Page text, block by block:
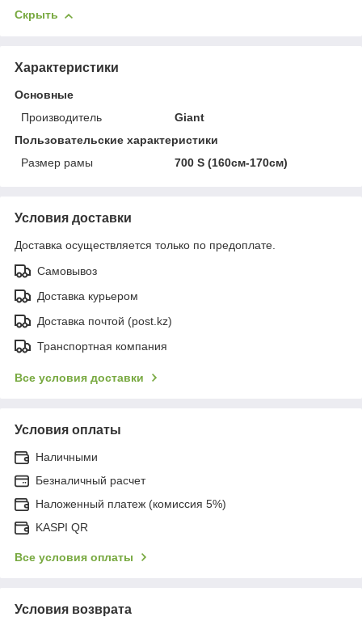
Скрыть
Характеристики
Основные
Производитель
Giant
Пользовательские характеристики
Размер рамы
700 S (160см-170см)
Условия доставки
Доставка осуществляется только по предоплате.
Самовывоз
Доставка курьером
Доставка почтой (post.kz)
Транспортная компания
Все условия доставки
Условия оплаты
Наличными
Безналичный расчет
Наложенный платеж (комиссия 5%)
KASPI QR
Все условия оплаты
Условия возврата